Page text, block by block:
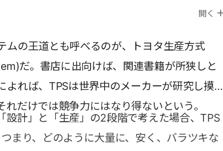
開く
ムの王道とも呼べるのが、トヨタ生産方式
だ。書店に出向けば、関連書籍が所狭しと
よれば、TPSは世界中のメーカーが研究し摸倣
れだけでは競争力にはなり得ないという。
設計」と「生産」の2段階で考えた場合、TPS
まり、どのように大量に、安く、バラツキな